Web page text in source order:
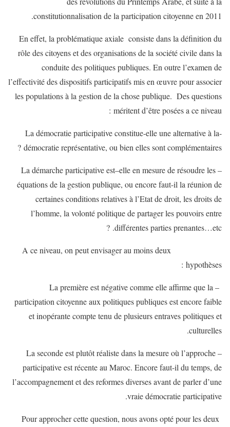
constitutionnalisation de la participation citoyenne en 2011.
En effet, la problématique axiale consiste dans la définition du
rôle des citoyens et des organisations de la société civile dans la
conduite des politiques publiques. En outre l’examen de
l’effectivité des dispositifs participatifs mis en œuvre pour associer
les populations à la gestion de la chose publique. Des questions
méritent d’être posées a ce niveau :
-La démocratie participative constitue-elle une alternative à la
démocratie représentative, ou bien elles sont complémentaires ?
– La démarche participative est–elle en mesure de résoudre les
équations de la gestion publique, ou encore faut-il la réunion de
certaines conditions relatives à l’Etat de droit, les droits de
l’homme, la volonté politique de partager les pouvoirs entre
différentes parties prenantes…etc. ?
A ce niveau, on peut envisager au moins deux
hypothèses :
– La première est négative comme elle affirme que la
participation citoyenne aux politiques publiques est encore faible
et inopérante compte tenu de plusieurs entraves politiques et
culturelles.
– La seconde est plutôt réaliste dans la mesure où l’approche
participative est récente au Maroc. Encore faut-il du temps, de
l’accompagnement et des reformes diverses avant de parler d’une
vraie démocratie participative.
Pour approcher cette question, nous avons opté pour les deux